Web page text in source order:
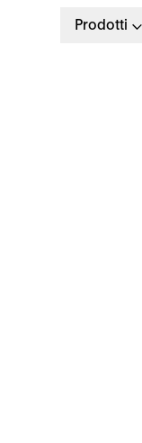
Prodotti